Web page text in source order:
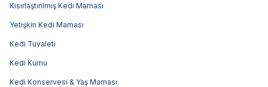
Kısırlaştırılmış Kedi Maması
Yetişkin Kedi Maması
Kedi Tuvaleti
Kedi Kumu
Kedi Konservesi & Yaş Maması